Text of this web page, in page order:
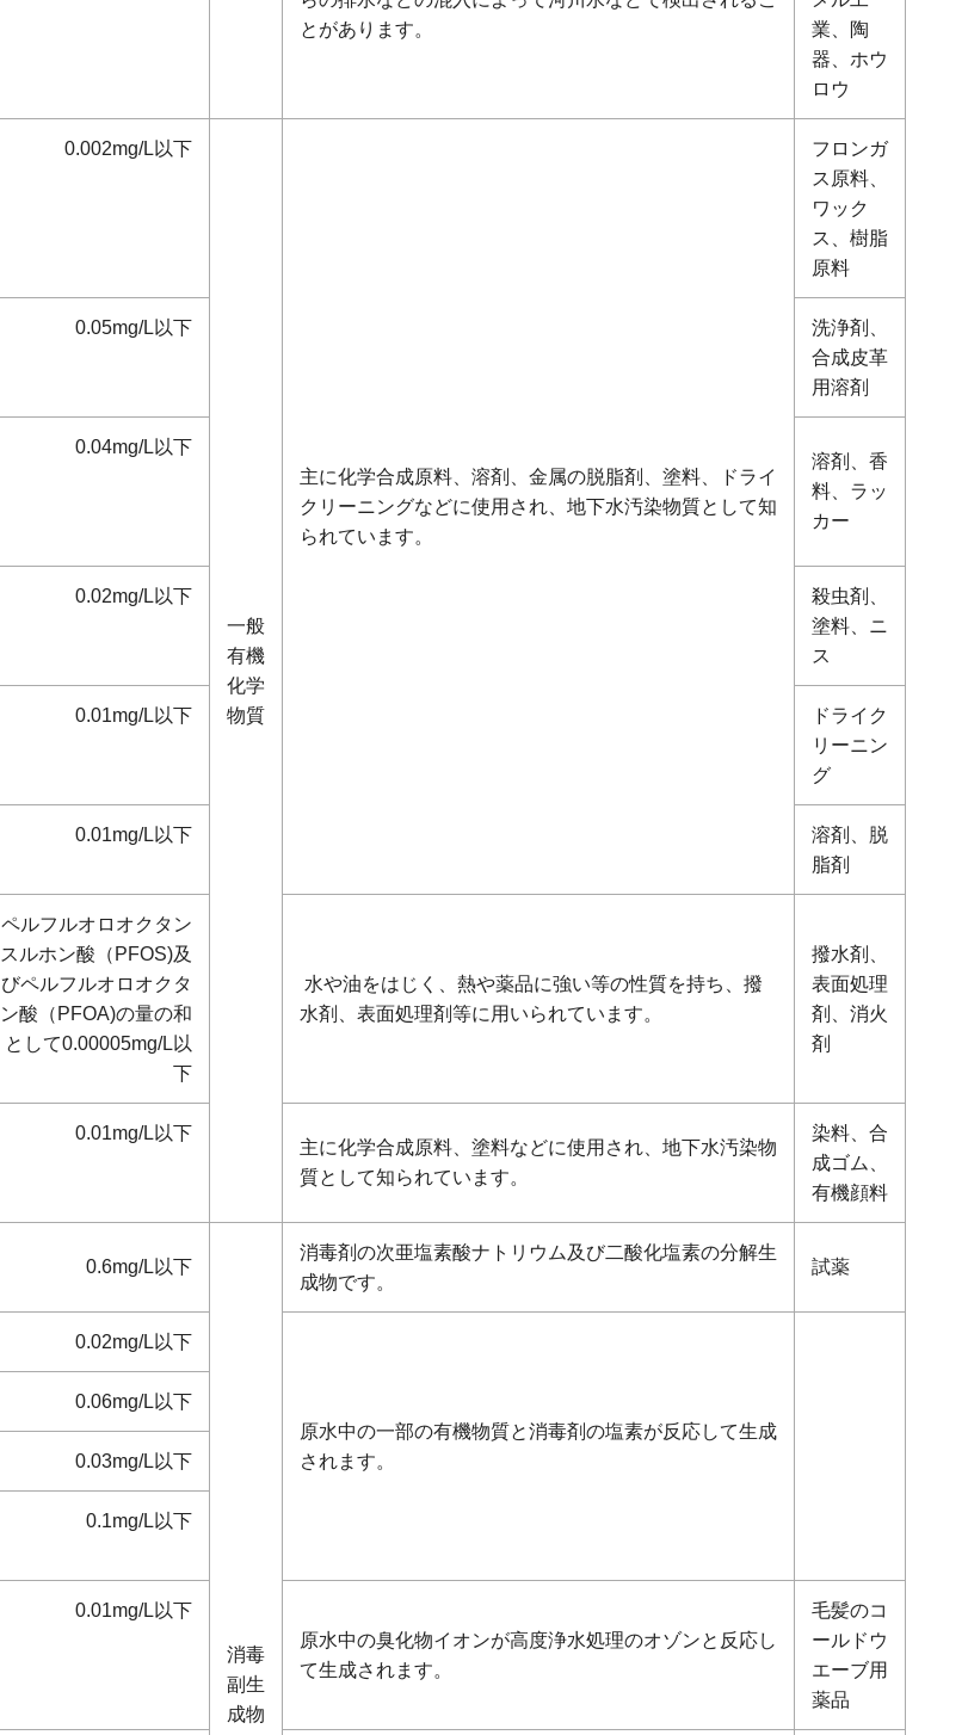
とがあります。
業、陶
器、ホウ
ロウ
0.002mg/L以下
一般
有機
化学
物質
主に化学合成原料、溶剤、金属の脱脂剤、塗料、ドライ
クリーニングなどに使用され、地下水汚染物質として知
られています。
フロンガ
ス原料、
ワック
ス、樹脂
原料
0.05mg/L以下
洗浄剤、
合成皮革
用溶剤
0.04mg/L以下
溶剤、香
料、ラッ
カー
0.02mg/L以下
殺虫剤、
塗料、ニ
ス
0.01mg/L以下
ドライク
リーニン
グ
0.01mg/L以下
溶剤、脱
脂剤
ペルフルオロオクタン
スルホン酸（PFOS)及
びペルフルオロオクタ
ン酸（PFOA)の量の和
として0.00005mg/L以
下
水や油をはじく、熱や薬品に強い等の性質を持ち、撥
水剤、表面処理剤等に用いられています。
撥水剤、
表面処理
剤、消火
剤
0.01mg/L以下
主に化学合成原料、塗料などに使用され、地下水汚染物
質として知られています。
染料、合
成ゴム、
有機顔料
0.6mg/L以下
消毒
副生
成物
消毒剤の次亜塩素酸ナトリウム及び二酸化塩素の分解生
成物です。
試薬
0.02mg/L以下
原水中の一部の有機物質と消毒剤の塩素が反応して生成
されます。
0.06mg/L以下
0.03mg/L以下
0.1mg/L以下
0.01mg/L以下
原水中の臭化物イオンが高度浄水処理のオゾンと反応し
て生成されます。
毛髪のコ
ールドウ
エーブ用
薬品